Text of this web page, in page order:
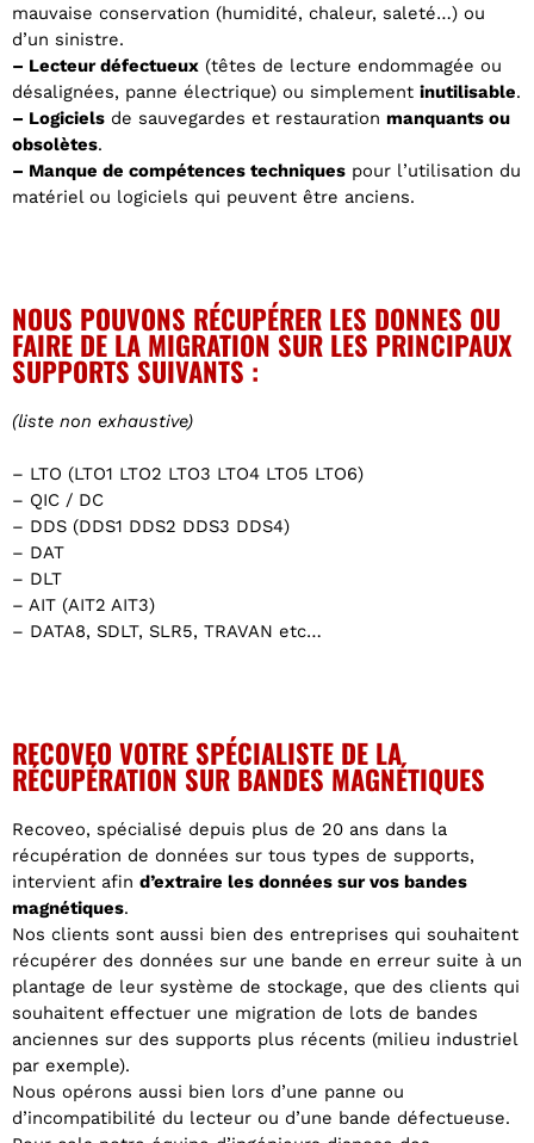
mauvaise conservation (humidité, chaleur, saleté…) ou
d’un sinistre.
– Lecteur défectueux (têtes de lecture endommagée ou
désalignées, panne électrique) ou simplement inutilisable.
– Logiciels de sauvegardes et restauration manquants ou
obsolètes.
– Manque de compétences techniques pour l’utilisation du
matériel ou logiciels qui peuvent être anciens.
NOUS POUVONS RÉCUPÉRER LES DONNES OU
FAIRE DE LA MIGRATION SUR LES PRINCIPAUX
SUPPORTS SUIVANTS :
(liste non exhaustive)
– LTO (LTO1 LTO2 LTO3 LTO4 LTO5 LTO6)
– QIC / DC
– DDS (DDS1 DDS2 DDS3 DDS4)
– DAT
– DLT
– AIT (AIT2 AIT3)
– DATA8, SDLT, SLR5, TRAVAN etc…
RECOVEO VOTRE SPÉCIALISTE DE LA
RÉCUPÉRATION SUR BANDES MAGNÉTIQUES
Recoveo, spécialisé depuis plus de 20 ans dans la
récupération de données sur tous types de supports,
intervient afin d’extraire les données sur vos bandes
magnétiques.
Nos clients sont aussi bien des entreprises qui souhaitent
récupérer des données sur une bande en erreur suite à un
plantage de leur système de stockage, que des clients qui
souhaitent effectuer une migration de lots de bandes
anciennes sur des supports plus récents (milieu industriel
par exemple).
Nous opérons aussi bien lors d’une panne ou
d’incompatibilité du lecteur ou d’une bande défectueuse.